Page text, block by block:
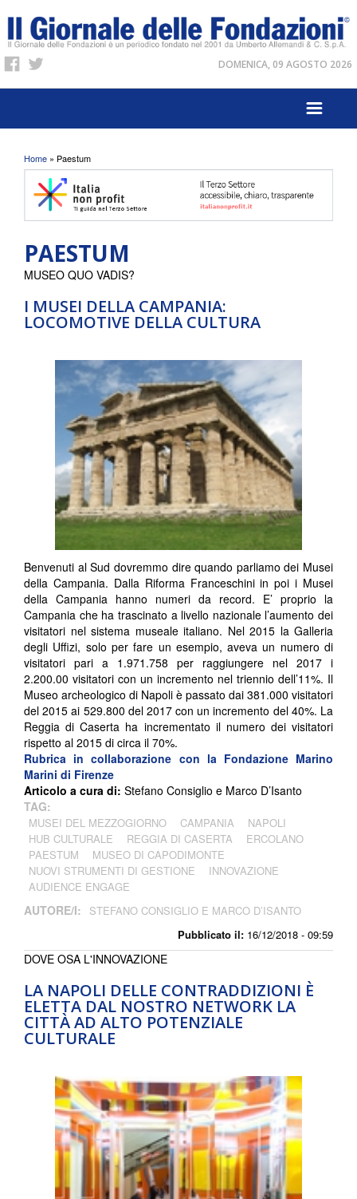
DOMENICA, 09 AGOSTO 2026
Tu sei qui
Home » Paestum
PAESTUM
I MUSEI DELLA CAMPANIA:
LOCOMOTIVE DELLA CULTURA
Pubblicato il: 16/12/2018 - 09:59
MUSEO QUO VADIS?
Benvenuti al Sud dovremmo dire quando parliamo dei Musei
della Campania. Dalla Riforma Franceschini in poi i Musei
della Campania hanno numeri da record. E’ proprio la
Campania che ha trascinato a livello nazionale l’aumento dei
visitatori nel sistema museale italiano. Nel 2015 la Galleria
degli Uffizi, solo per fare un esempio, aveva un numero di
visitatori pari a 1.971.758 per raggiungere nel 2017 i
2.200.00 visitatori con un incremento nel triennio dell’11%. Il
Museo archeologico di Napoli è passato dai 381.000 visitatori
del 2015 ai 529.800 del 2017 con un incremento del 40%. La
Reggia di Caserta ha incrementato il numero dei visitatori
rispetto al 2015 di circa il 70%.
Rubrica in collaborazione con la Fondazione Marino
Marini di Firenze
Articolo a cura di: Stefano Consiglio e Marco D’Isanto
TAG:
MUSEI DEL MEZZOGIORNO CAMPANIA
NAPOLI
HUB CULTURALE
REGGIA DI CASERTA
ERCOLANO
PAESTUM
MUSEO DI CAPODIMONTE
NUOVI STRUMENTI DI GESTIONE
INNOVAZIONE
AUDIENCE ENGAGE
AUTORE/I: STEFANO CONSIGLIO E MARCO D’ISANTO
LA NAPOLI DELLE CONTRADDIZIONI È
ELETTA DAL NOSTRO NETWORK LA
CITTÀ AD ALTO POTENZIALE
CULTURALE
DOVE OSA L'INNOVAZIONE